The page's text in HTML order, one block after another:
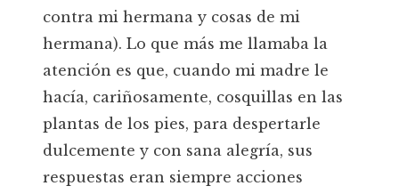
contra mi hermana y cosas de mi
hermana). Lo que más me llamaba la
atención es que, cuando mi madre le
hacía, cariñosamente, cosquillas en las
plantas de los pies, para despertarle
dulcemente y con sana alegría, sus
respuestas eran siempre acciones